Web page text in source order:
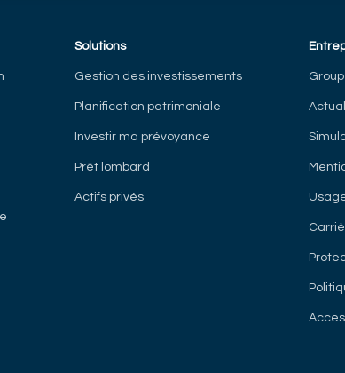
Solutions
Gestion des investissements
Planification patrimoniale
Investir ma prévoyance
Prêt lombard
Actifs privés